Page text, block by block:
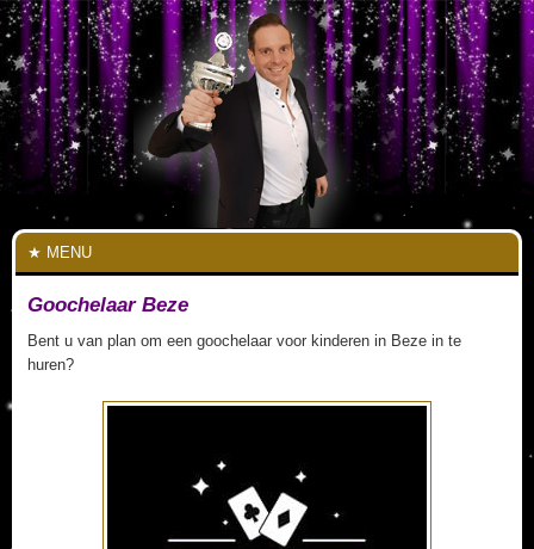
MENU
Goochelaar Beze
Bent u van plan om een goochelaar voor kinderen in Beze in te
huren?